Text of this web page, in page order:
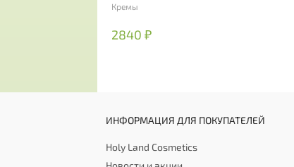
Кремы
2840 ₽
ИНФОРМАЦИЯ ДЛЯ ПОКУПАТЕЛЕЙ
Holy Land Cosmetics